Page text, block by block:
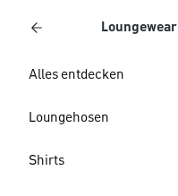
Loungewear
Alles entdecken
Loungehosen
Shirts